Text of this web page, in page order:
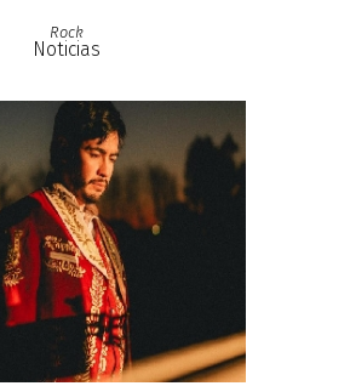
Rock
Noticias